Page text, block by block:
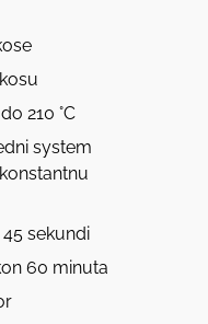
210 °C
system
sekundi
60 minuta